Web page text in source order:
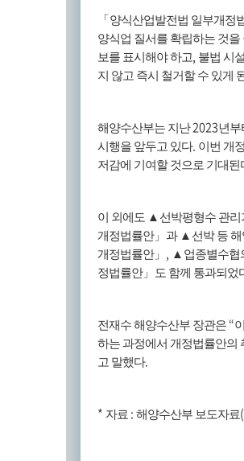
「 양식산업발전법 일부개정
양식업 질서를 확립하는 것을
보를 표시해야 하고, 불법 시
지 않고 즉시 철거할 수 있게
해양수산부는 지난2023년부
시행을 앞두고 있다. 이번 개
저감에 기여할 것으로 기대된
이 외에도 ▲ 선박평형수 관
개정법률안」 과 ▲ 선박 등
개정법률안」 , ▲ 업종별수협
정법률안」 도 함께 통과되었
전재수 해양수산부 장관은 “
하는 과정에서 개정법률안의
고 말했다.
* 자료 : 해양수산부 보도자료